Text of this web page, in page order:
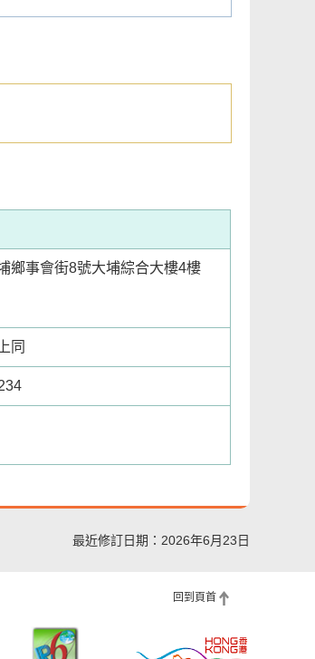
鄉事會街8號大埔綜合大樓4樓
同
最近修訂日期：2026年6月23日
回到頁首